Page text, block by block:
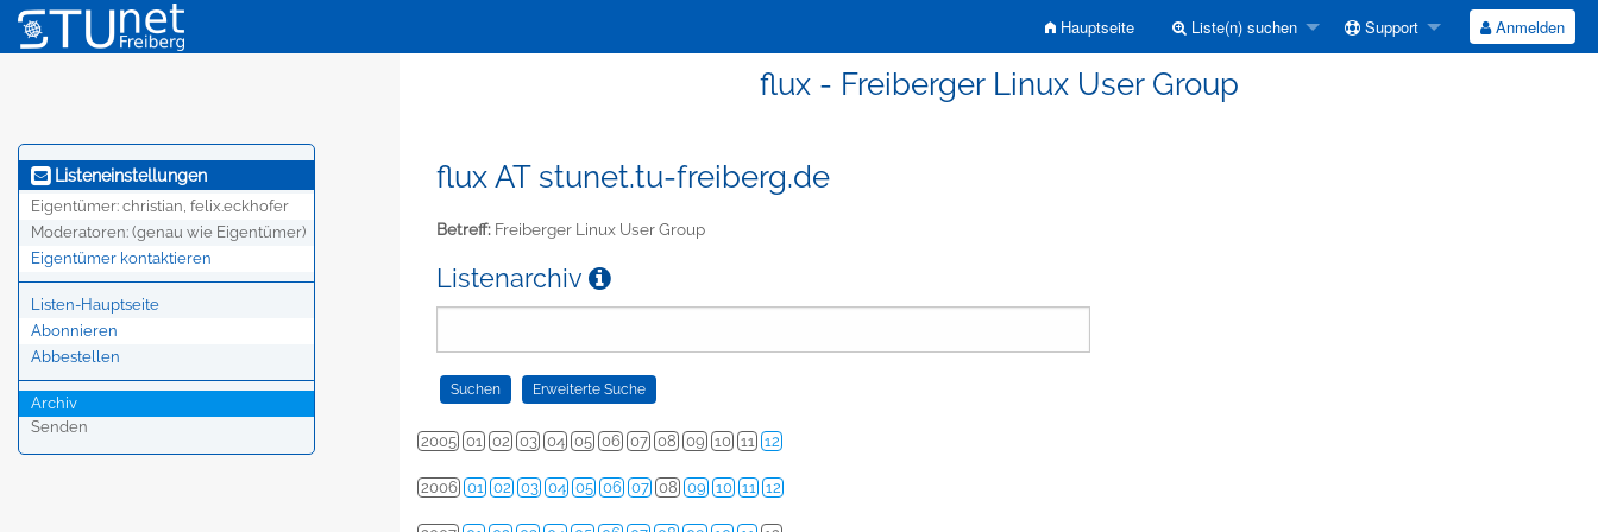
Hauptseite Liste(n) suchen Support Anmelden
flux - Freiberger Linux User Group
Listeneinstellungen
Eigentümer: christian, felix.eckhofer
Moderatoren: (genau wie Eigentümer)
Eigentümer kontaktieren
Listen-Hauptseite
Abonnieren
Abbestellen
Archiv
Senden
flux AT stunet.tu-freiberg.de
Betreff: Freiberger Linux User Group
Listenarchiv
2005 01 02 03 04 05 06 07 08 09 10 11 12
2006 01 02 03 04 05 06 07 08 09 10 11 12